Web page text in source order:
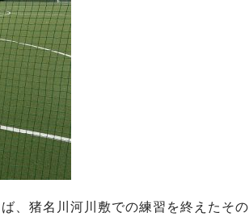
、猪名川河川敷での練習を終えたそ